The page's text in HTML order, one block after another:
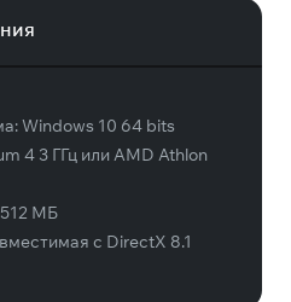
Windows 10 64 bits
4 3 ГГц или AMD Athlon
512 МБ
с DirectX 8.1